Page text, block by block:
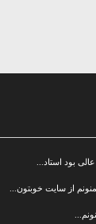
از سایت خوبتون...